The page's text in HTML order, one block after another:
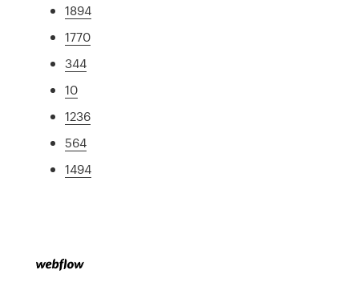
1894
1770
344
10
1236
564
1494